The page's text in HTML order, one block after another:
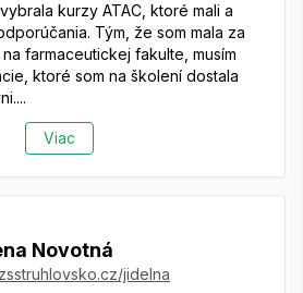
kurzy ATAC, ktoré mali a
Tým, že som mala za
farmaceutickej fakulte, musím
ktoré som na školení dostala
Viac
Novotná
jidelna